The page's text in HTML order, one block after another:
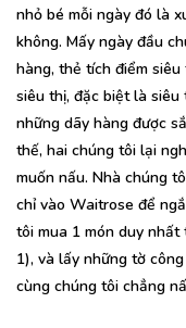
nhỏ bé mỗi ngày đó là
không. Mấy ngày đầu
hàng, thẻ tích điểm
siêu thị, đặc biệt là
những dãy hàng được
thế, hai chúng tôi lại
muốn nấu. Nhà chúng
chỉ vào Waitrose để
tôi mua 1 món duy
1), và lấy những tờ
cùng chúng tôi chẳng